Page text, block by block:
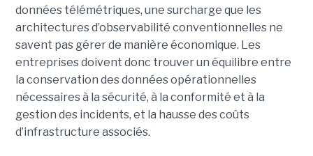
données télémétriques, une surcharge que les
architectures d’observabilité conventionnelles ne
savent pas gérer de manière économique. Les
entreprises doivent donc trouver un équilibre entre
la conservation des données opérationnelles
nécessaires à la sécurité, à la conformité et à la
gestion des incidents, et la hausse des coûts
d’infrastructure associés.